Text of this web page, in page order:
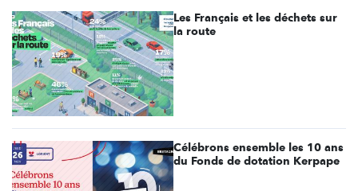
Les Français et les déchets sur
la route
Célébrons ensemble les 10 ans
du Fonds de dotation Kerpape